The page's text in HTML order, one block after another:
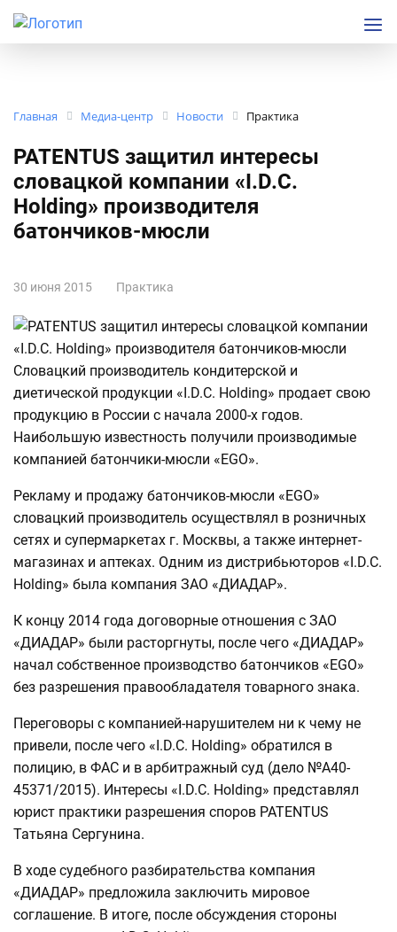
Главная Медиа-центр Новости Практика
PATENTUS защитил интересы
словацкой компании «I.D.C.
Holding» производителя
батончиков-мюсли
30 июня 2015 Практика
Словацкий производитель кондитерской и
диетической продукции «I.D.C. Holding» продает свою
продукцию в России с начала 2000-х годов.
Наибольшую известность получили производимые
компанией батончики-мюсли «EGO».
Рекламу и продажу батончиков-мюсли «EGO»
словацкий производитель осуществлял в розничных
сетях и супермаркетах г. Москвы, а также интернет-
магазинах и аптеках. Одним из дистрибьюторов «I.D.C.
Holding» была компания ЗАО «ДИАДАР».
К концу 2014 года договорные отношения с ЗАО
«ДИАДАР» были расторгнуты, после чего «ДИАДАР»
начал собственное производство батончиков «EGO»
без разрешения правообладателя товарного знака.
Переговоры с компанией-нарушителем ни к чему не
привели, после чего «I.D.C. Holding» обратился в
полицию, в ФАС и в арбитражный суд (дело №А40-
45371/2015). Интересы «I.D.C. Holding» представлял
юрист практики разрешения споров PATENTUS
Татьяна Сергунина.
В ходе судебного разбирательства компания
«ДИАДАР» предложила заключить мировое
соглашение. В итоге, после обсуждения стороны